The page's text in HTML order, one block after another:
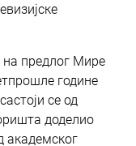
на предлог Мире
године
се од
доделио
академског